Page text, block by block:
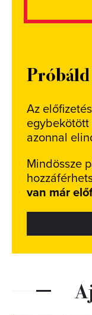
Az
egybekötött
azonnal
Mindössze
van már